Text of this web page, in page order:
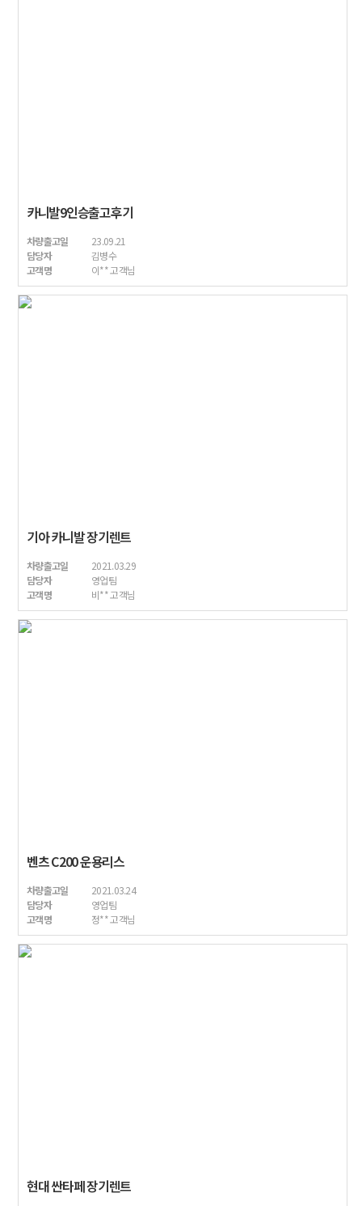
카니발9인승출고후기
차량출고일
23.09.21
담당자
김병수
고객명
이** 고객님
기아 카니발 장기렌트
차량출고일
2021.03.29
담당자
영업팀
고객명
비** 고객님
벤츠 C200 운용리스
차량출고일
2021.03.24
담당자
영업팀
고객명
정** 고객님
현대 싼타페 장기렌트